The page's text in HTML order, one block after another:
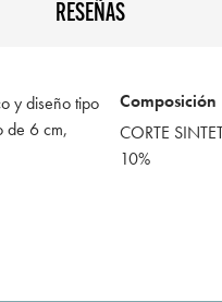
RESEÑAS
y diseño tipo
de 6 cm,
Composición
CORTE
10%